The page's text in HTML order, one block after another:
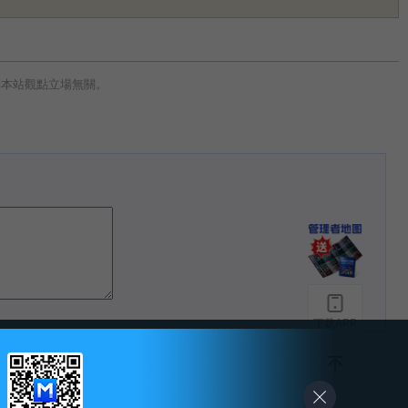
站觀點立場無關。
下载APP
友情链接